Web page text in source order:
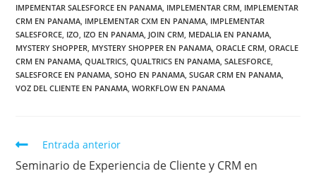
IMPEMENTAR SALESFORCE EN PANAMA IMPLEMENTAR CRM IMPLEMENTAR
CRM EN PANAMA IMPLEMENTAR CXM EN PANAMA IMPLEMENTAR
SALESFORCE IZO IZO EN PANAMA JOIN CRM MEDALIA EN PANAMA
MYSTERY SHOPPER MYSTERY SHOPPER EN PANAMA ORACLE CRM ORACLE
CRM EN PANAMA QUALTRICS QUALTRICS EN PANAMA SALESFORCE
SALESFORCE EN PANAMA SOHO EN PANAMA SUGAR CRM EN PANAMA
VOZ DEL CLIENTE EN PANAMA WORKFLOW EN PANAMA
Entrada anterior
Seminario de Experiencia de Cliente y CRM en